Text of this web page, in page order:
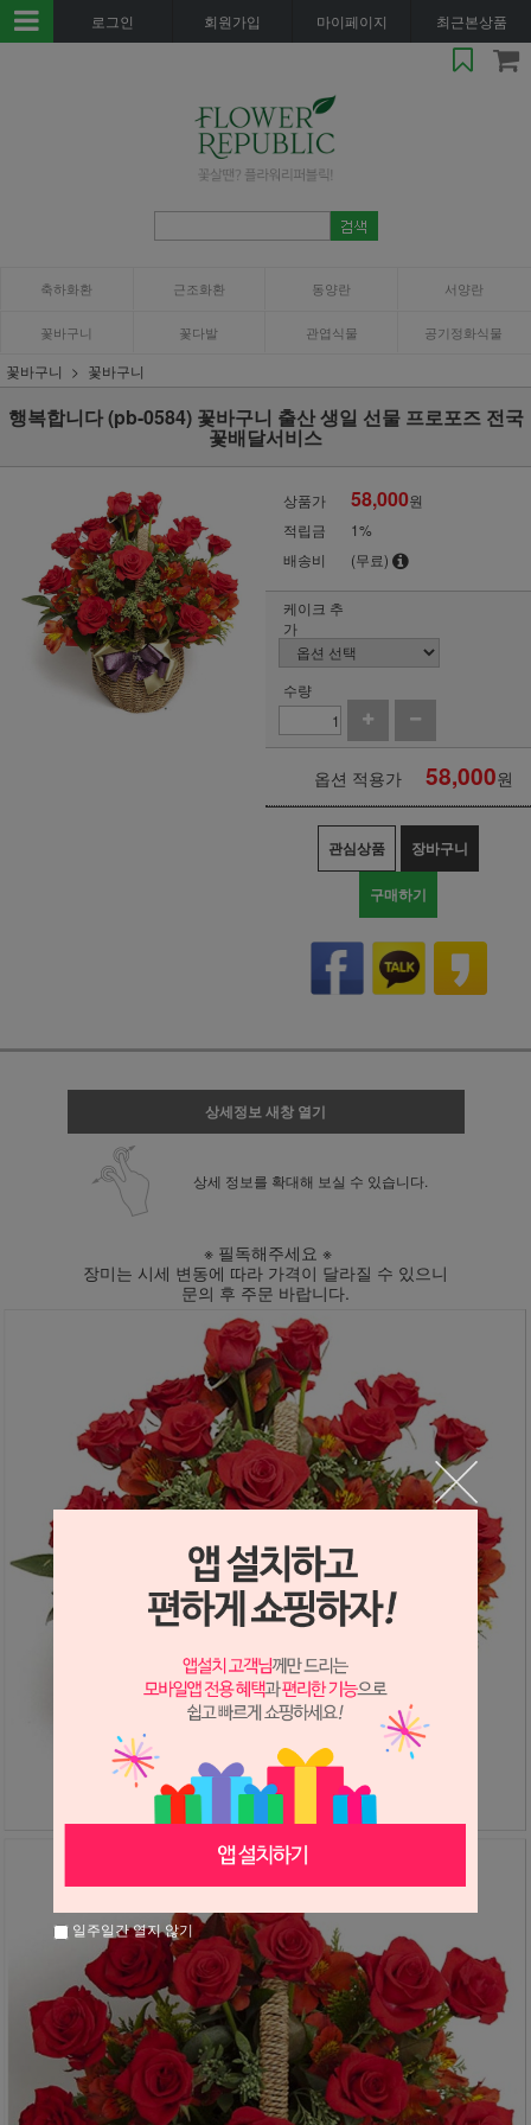
로그인 회원가입 마이페이지 최근본상품
축하화환 근조화환 동양란 서양란
꽃바구니 꽃다발 관엽식물 공기정화식물
꽃바구니 꽃바구니
행복합니다 (pb-0584) 꽃바구니 출산 생일 선물 프로포즈 전국
꽃배달서비스
상품가 58,000원
적립금
1%
배송비
(무료)
케이크 추
가
수량
옵션 적용가 58,000원
관심상품 장바구니
구매하기
상세정보 새창 열기
상세 정보를 확대해 보실 수 있습니다.
※ 필독해주세요 ※
장미는 시세 변동에 따라 가격이 달라질 수 있으니
문의 후 주문 바랍니다.
일주일간 열지 않기